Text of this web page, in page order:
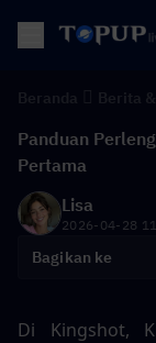
Panduan
Pertama
Lisa
2026-04-28
Bagikan ke
Di Kingshot,